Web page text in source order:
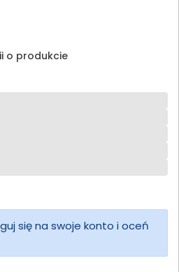
o produkcie
się na swoje konto i oceń